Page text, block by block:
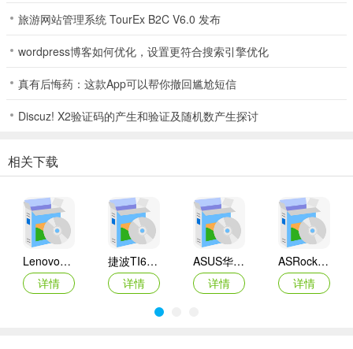
旅游网站管理系统 TourEx B2C V6.0 发布
wordpress博客如何优化，设置更符合搜索引擎优化
真有后悔药：这款App可以帮你撤回尴尬短信
Discuz! X2验证码的产生和验证及随机数产生探讨
相关下载
Lenovo联想 Ideapad Z465/Z565系列笔记本 声卡驱动
详情
捷波TI61AG-A主板BIOS
详情
ASUS华硕F1A55-M LX3 R2.0主板BIOS
详情
ASRock华擎IMB-A160主板BIOS
详情